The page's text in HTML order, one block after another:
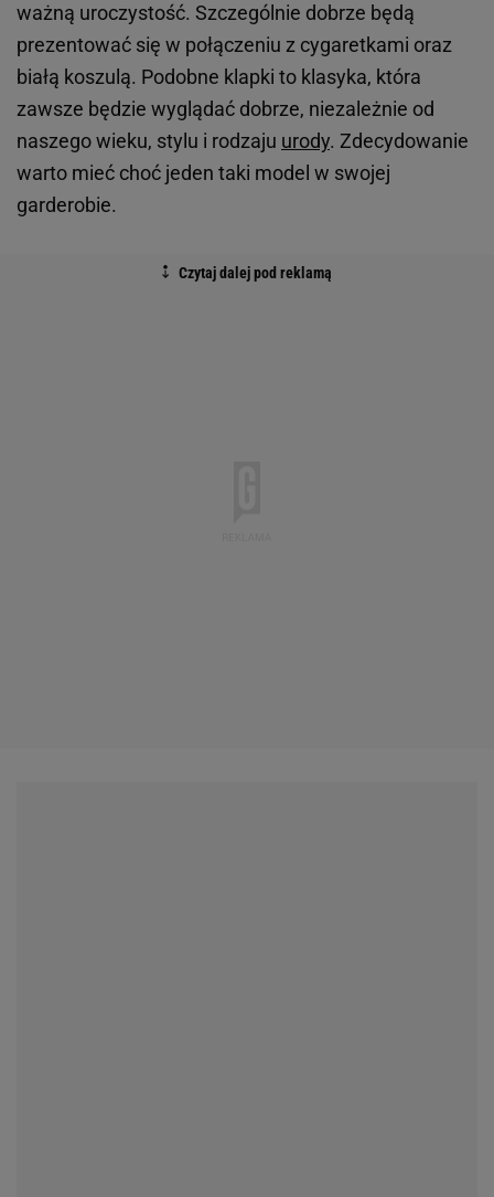
ważną uroczystość. Szczególnie dobrze będą
prezentować się w połączeniu z cygaretkami oraz
białą koszulą. Podobne klapki to klasyka, która
zawsze będzie wyglądać dobrze, niezależnie od
naszego wieku, stylu i rodzaju urody. Zdecydowanie
warto mieć choć jeden taki model w swojej
garderobie.